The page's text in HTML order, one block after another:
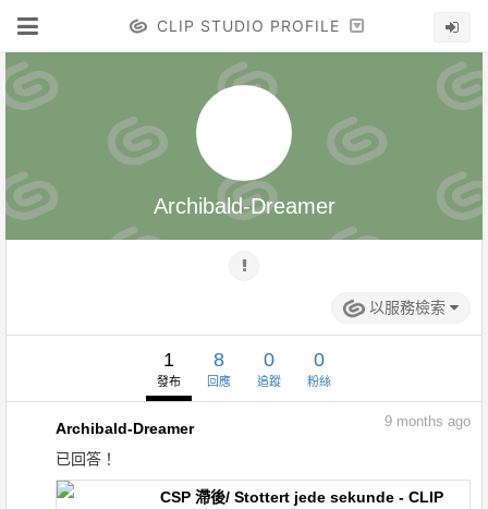
CLIP STUDIO PROFILE
Archibald-Dreamer
以服務檢索
1
發布
8
回應
0
追蹤
0
粉絲
Archibald-Dreamer
已回答！
9 months ago
CSP 滯後/ Stottert jede sekunde - CLIP